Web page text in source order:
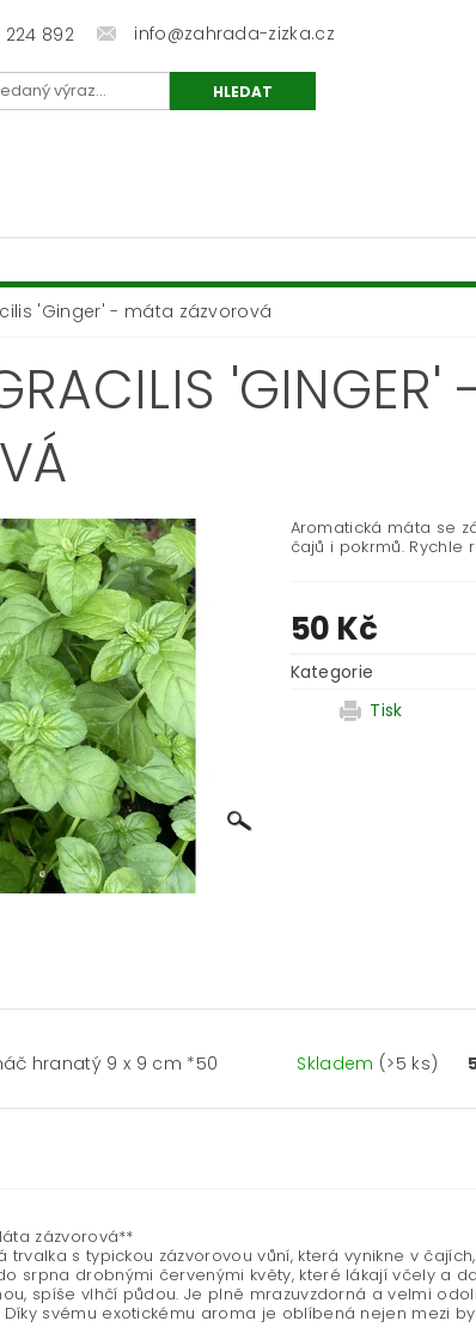
224 892 info@zahrada-zizka.cz
'Ginger' - máta zázvorová
'GINGER'
Aromatická máta se
čajů i pokrmů.
50 Kč
Kategorie
Tisk
hranatý 9 x 9 cm *50 Skladem (>5 ks)
zázvorová**
s typickou zázvorovou vůní, která vynikne v
srpna drobnými červenými květy, které lákají včely a
spíše vlhčí půdou. Je plně mrazuvzdorná a velmi
svému exotickému aroma je oblíbená nejen mezi